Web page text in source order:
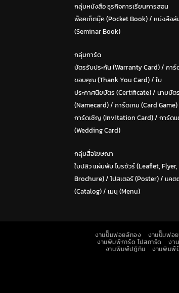
กลุ่มหนังสือ ธุรกิจการเรียนการสอน
พ๊อคเก็ตบุ๊ค (Pocket Book)/ หนังสือสั
(Seminar Book)
กลุ่มการ์ด
บัตรรับประกัน (Warranty Card)/ การ์
ขอบคุณ (Thank You Card)/ ใบ
ประกาศนียบัตร (Certificate)/ นามบัตร
(Namecard)/ การ์ดเกม (Card Game)
การ์ดเชิญ (Invitation Card)/ การ์ด
(Wedding Card)
กลุ่มสื่อโฆษณา
ใบปลิว แผ่นพับ โบรชัวร์ (Leaflet, Flyer,
Brochure)/ โปสเตอร์ (Poster) / แคต
(Catalog)/ เมนู (Menu)
งานปั๊มฟอยล์ทอง งานปั๊มฟอ
งานพิมพ์การ์ด โปสการ์ด งา
งานพิมพ์ปฏิทิน งานพิมพ์